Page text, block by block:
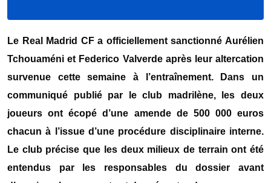
Le Real Madrid CFa officiellement sanctionnéAurélien
Tchouaméni et Federico Valverdeaprès leur altercation
survenue cette semaine à l’entraînement. Dans un
communiqué publié par le club madrilène, les deux
joueurs ont écopé d’une amende de 500 000 euros
chacun à l’issue d’une procédure disciplinaire interne.
Le club précise que les deux milieux de terrain ont été
entendus par les responsables du dossier avant